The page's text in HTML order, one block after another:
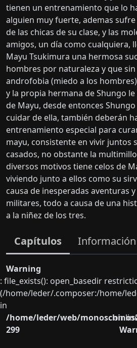
tienen un entrenamiento que lo
alguien muy fuerte, ademas
de las chicas de su clase, y las
amigos, un día como cualquiera,
Mayu Tsukimura una hermosa
hombres por naturaleza y que
androfobia (miedo a los
y la propia hermana de Shungo
de Mayu, desde entonces
cuidar de ella, también deberán
entrenamiento especial para
mayu, consistente en vivir juntos
casados, no obstante la
diversos motivos tiene celos de
viviendo junto a ellos como su
causa de inesperadas aventuras
militares, todo a causa de una
a la niñez de los tres.
Capítulos Información
Warning
: file_exists(): open_basedir
(/home/leder/.composer:/home/
in
/home/leder/web/
on
299